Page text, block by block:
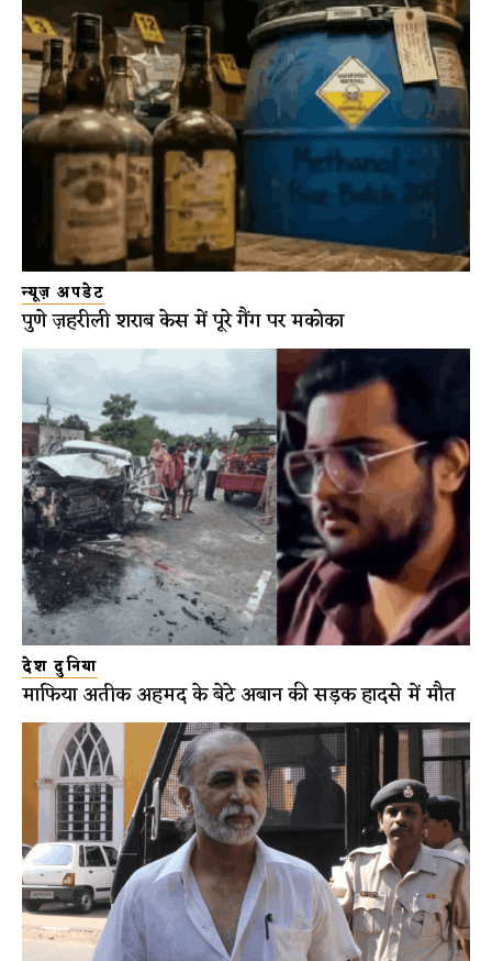
न्यूज़ अपडेट
पुणे ज़हरीली शराब केस में पूरे गैंग पर मकोका
देश दुनिया
माफिया अतीक अहमद के बेटे अबान की सड़क हादसे में मौत